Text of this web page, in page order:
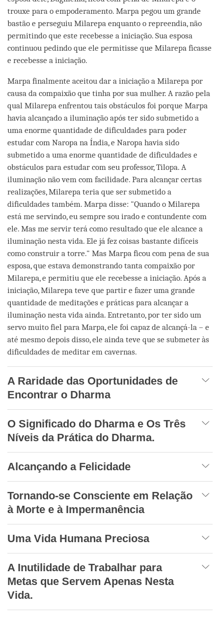
trouxe para o empoderamento. Marpa pegou um grande
bastão e perseguiu Milarepa enquanto o repreendia, não
permitindo que este recebesse a iniciação. Sua esposa
continuou pedindo que ele permitisse que Milarepa ficasse
e recebesse a iniciação.
Marpa finalmente aceitou dar a iniciação a Milarepa por
causa da compaixão que tinha por sua mulher. A razão pela
qual Milarepa enfrentou tais obstáculos foi porque Marpa
havia alcançado a iluminação após ter sido submetido a
uma enorme quantidade de dificuldades para poder
estudar com Naropa na Índia, e Naropa havia sido
submetido a uma enorme quantidade de dificuldades e
obstáculos para estudar com seu professor, Tilopa. A
iluminação não vem com facilidade. Para alcançar certas
realizações, Milarepa teria que ser submetido a
dificuldades também. Marpa disse: "Quando o Milarepa
está me servindo, eu sempre sou irado e contundente com
ele. Mas me servir terá como resultado que ele alcance a
iluminação nesta vida. Ele já fez coisas bastante difíceis
como construir a torre." Mas Marpa ficou com pena de sua
esposa, que estava demonstrando tanta compaixão por
Milarepa, e permitiu que ele recebesse a iniciação. Após a
iniciação, Milarepa teve que partir e fazer uma grande
quantidade de meditações e práticas para alcançar a
iluminação nesta vida ainda. Entretanto, por ter sido um
servo muito fiel para Marpa, ele foi capaz de alcançá-la – e
até mesmo depois disso, ele ainda teve que se submeter às
dificuldades de meditar em cavernas.
A Raridade das Oportunidades de
Encontrar o Dharma
O Significado do Dharma e Os Três
Níveis da Prática do Dharma.
Alcançando a Felicidade
Tornando-se Consciente em Relação
à Morte e à Impermanência
Uma Vida Humana Preciosa
A Inutilidade de Trabalhar para
Metas que Servem Apenas Nesta
Vida.